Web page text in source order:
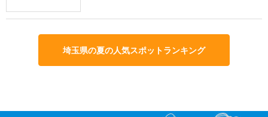
埼玉県の夏の人気スポットランキング